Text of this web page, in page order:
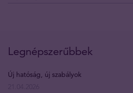
Legnépszerűbbek
Új hatóság, új szabályok